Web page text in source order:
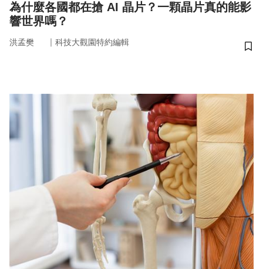
為什麼各國都在搶 AI 晶片？一顆晶片真的能影
響世界嗎？
洪孟樊 ｜ 科技大觀園特約編輯
儲